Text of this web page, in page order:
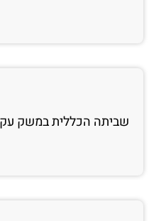
שביתה הכללית במשק